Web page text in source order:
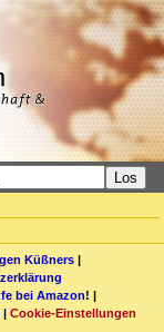
Los
Küßners |
bei Amazon! |
| Cookie-Einstellungen